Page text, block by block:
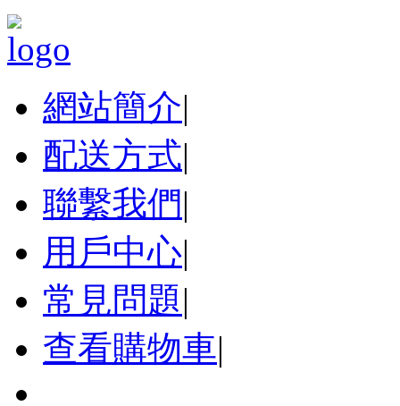
網站簡介|
配送方式|
聯繫我們|
用戶中心|
常見問題|
查看購物車|